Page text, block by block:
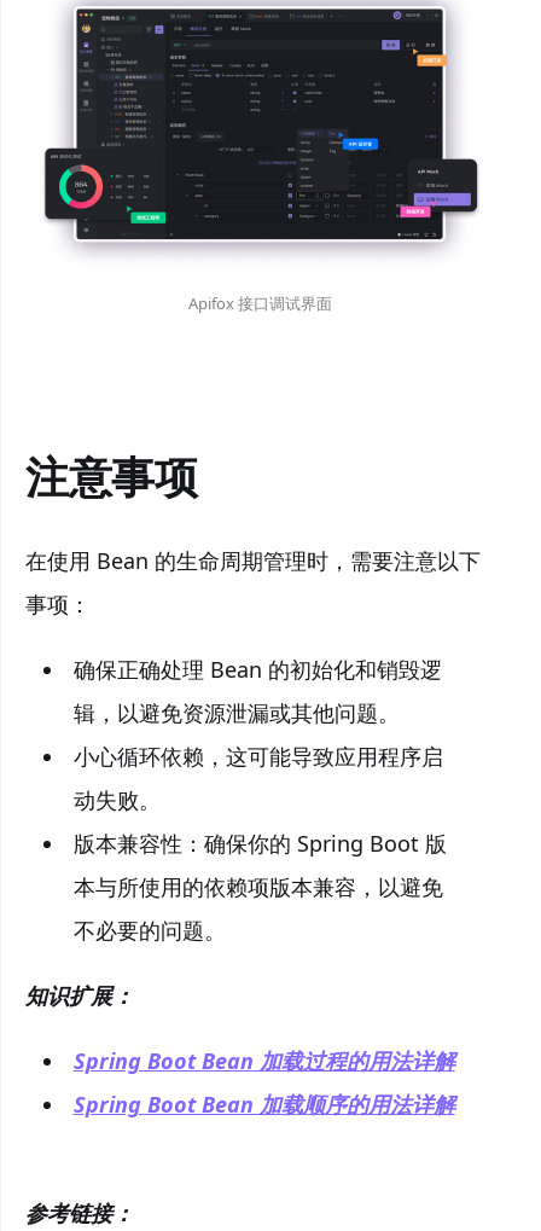
Apifox 接口调试界面
注意事项
在使用 Bean 的生命周期管理时，需要注意以下
事项：
确保正确处理 Bean 的初始化和销毁逻
辑，以避免资源泄漏或其他问题。
小心循环依赖，这可能导致应用程序启
动失败。
版本兼容性：确保你的 Spring Boot 版
本与所使用的依赖项版本兼容，以避免
不必要的问题。
知识扩展：
Spring Boot Bean 加载过程的用法详解
Spring Boot Bean 加载顺序的用法详解
参考链接：